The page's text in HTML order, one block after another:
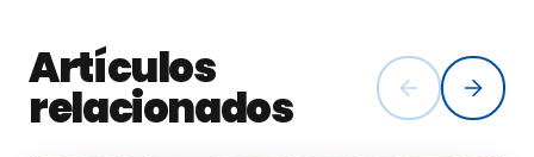
Artículos
relacionados